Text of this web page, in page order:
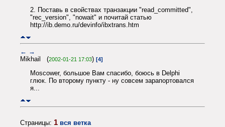
2. Поставь в свойствах транзакции "read_committed",
"rec_version", "nowait" и почитай статью
http://ib.demo.ru/devinfo/ibxtrans.htm
← →
Mikhail (2002-01-21 17:03) [4]
Moscower, большое Вам спасибо, боюсь в Delphi
глюк. По второму пункту - ну совсем зарапортовался
я...
Страницы: 1 вся ветка